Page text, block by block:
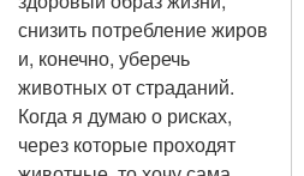
снизить потребление жиров
и, конечно, уберечь
животных от страданий.
Когда я думаю о рисках,
через которые проходят